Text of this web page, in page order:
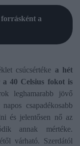
a
csúcsértéke a hét
40 Celsius fokot is
leghamarabb jövő
csapadékosabb
és jelentősen nő az
annak mértéke.
várható. Szerdától